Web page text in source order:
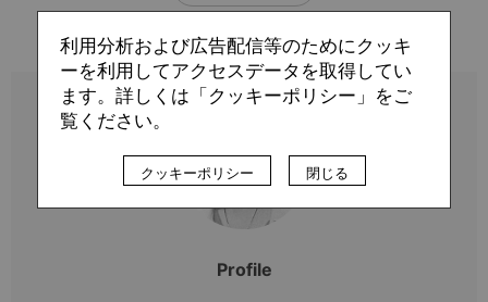
Profile
利用分析および広告配信等のためにクッキ
ーを利用してアクセスデータを取得してい
ます。詳しくは「クッキーポリシー」をご
覧ください。
クッキーポリシー 閉じる